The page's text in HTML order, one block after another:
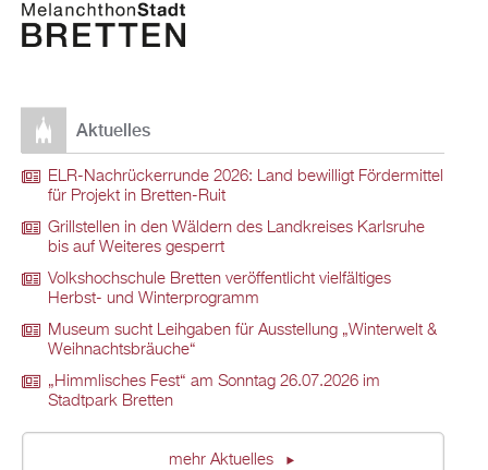
Aktuelles
ELR-Nachrückerrunde 2026: Land bewilligt Fördermittel
für Projekt in Bretten-Ruit
Grillstellen in den Wäldern des Landkreises Karlsruhe
bis auf Weiteres gesperrt
Volkshochschule Bretten veröffentlicht vielfältiges
Herbst- und Winterprogramm
Museum sucht Leihgaben für Ausstellung „Winterwelt &
Weihnachtsbräuche“
„Himmlisches Fest“ am Sonntag 26.07.2026 im
Stadtpark Bretten
mehr Aktuelles